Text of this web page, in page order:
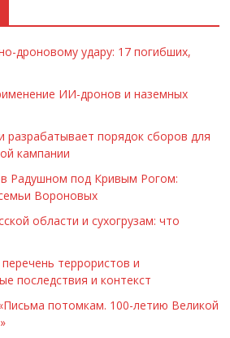
дроновому удару: 17 погибших,
ИИ-дронов и наземных
порядок сборов для
кампании
Радушном под Кривым Рогом:
Вороновых
области и сухогрузам: что
террористов и
последствия и контекст
потомкам. 100-летию Великой